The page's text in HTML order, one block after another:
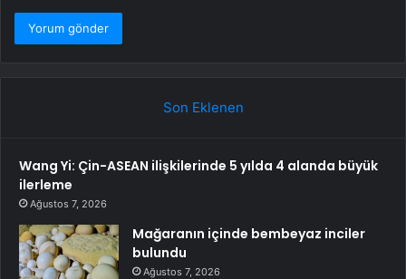
Son Eklenen
Wang Yi: Çin-ASEAN ilişkilerinde 5 yılda 4 alanda büyük
ilerleme
Ağustos 7, 2026
Mağaranın içinde bembeyaz inciler
bulundu
Ağustos 7, 2026